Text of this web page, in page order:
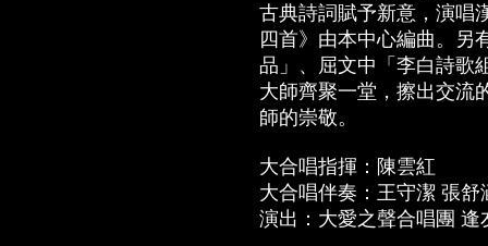
古典詩詞賦予新意，演唱
四首》由本中心編曲。另
品」、屈文中「李白詩歌
大師齊聚一堂，擦出交流
師的崇敬。
大合唱指揮：陳雲紅
大合唱伴奏：王守潔 張舒
演出：大愛之聲合唱團